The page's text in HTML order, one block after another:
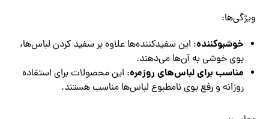
ویژگی‌ها:
خوشبوکننده: این سفیدکننده‌ها علاوه بر سفید کردن لباس‌ها،
بوی خوشی به آن‌ها می‌دهند.
مناسب برای لباس‌های روزمره: این محصولات برای استفاده
روزانه و رفع بوی نامطبوع لباس‌ها مناسب هستند.